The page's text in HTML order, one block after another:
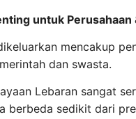
untuk Perusahaan
mencakup
dan swasta.
Lebaran sangat
berbeda sedikit dari